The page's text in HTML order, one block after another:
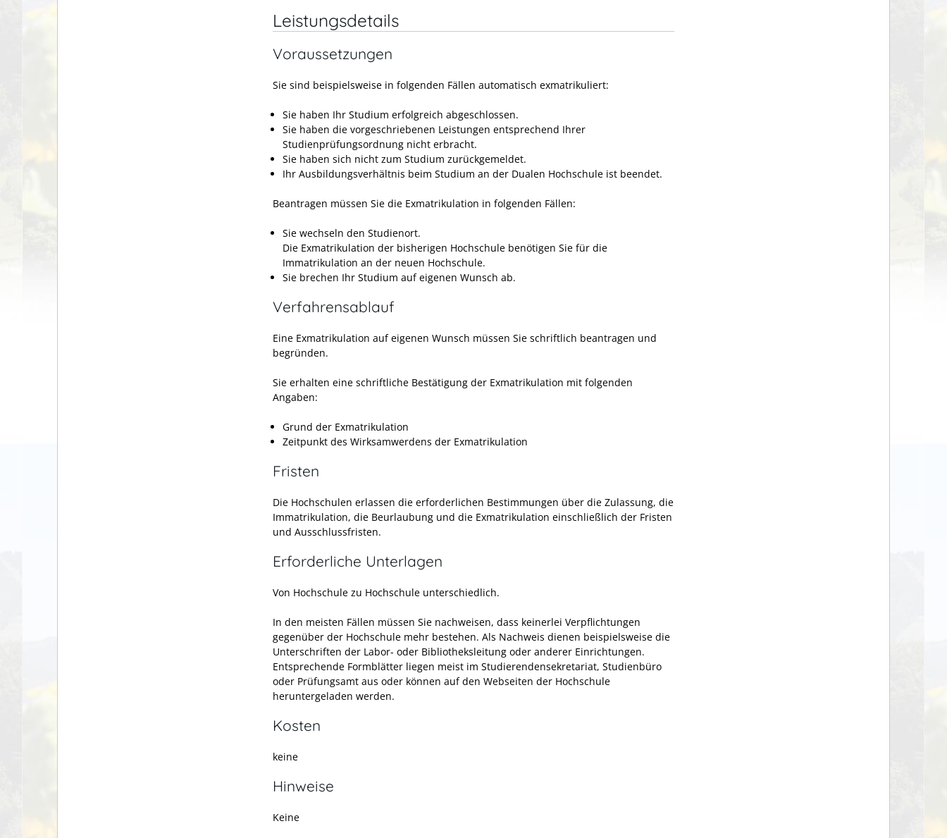
Leistungsdetails
Voraussetzungen
Sie sind beispielsweise in folgenden Fällen automatisch exmatrikuliert:
Sie haben Ihr Studium erfolgreich abgeschlossen.
Sie haben die vorgeschriebenen Leistungen entsprechend Ihrer
Studienprüfungsordnung nicht erbracht.
Sie haben sich nicht zum Studium zurückgemeldet.
Ihr Ausbildungsverhältnis beim Studium an der Dualen Hochschule ist beendet.
Beantragen müssen Sie die Exmatrikulation in folgenden Fällen:
Sie wechseln den Studienort.
Die Exmatrikulation der bisherigen Hochschule benötigen Sie für die
Immatrikulation an der neuen Hochschule.
Sie brechen Ihr Studium auf eigenen Wunsch ab.
Verfahrensablauf
Eine Exmatrikulation auf eigenen Wunsch müssen Sie schriftlich beantragen und
begründen.
Sie erhalten eine schriftliche Bestätigung der Exmatrikulation mit folgenden
Angaben:
Grund der Exmatrikulation
Zeitpunkt des Wirksamwerdens der Exmatrikulation
Fristen
Die Hochschulen erlassen die erforderlichen Bestimmungen über die Zulassung, die
Immatrikulation, die Beurlaubung und die Exmatrikulation einschließlich der Fristen
und Ausschlussfristen.
Erforderliche Unterlagen
Von Hochschule zu Hochschule unterschiedlich.
In den meisten Fällen müssen Sie nachweisen, dass keinerlei Verpflichtungen
gegenüber der Hochschule mehr bestehen. Als Nachweis dienen beispielsweise die
Unterschriften der Labor- oder Bibliotheksleitung oder anderer Einrichtungen.
Entsprechende Formblätter liegen meist im Studierendensekretariat, Studienbüro
oder Prüfungsamt aus oder können auf den Webseiten der Hochschule
heruntergeladen werden.
Kosten
keine
Hinweise
Keine